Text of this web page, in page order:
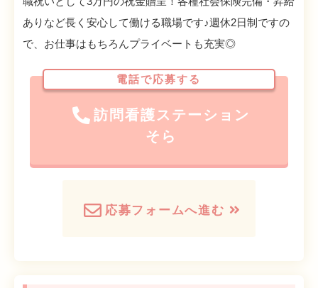
ありなど長く安心して働ける職場です♪週休2日制ですの
で、お仕事はもちろんプライベートも充実◎
電話で応募する
訪問看護ステーション
そら
応募フォームへ進む